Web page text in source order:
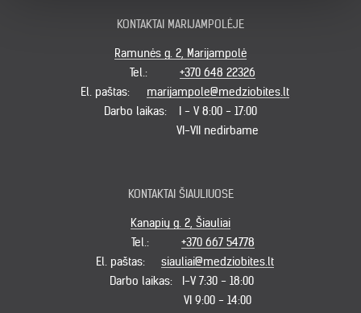
KONTAKTAI MARIJAMPOLĖJE
Ramunės g. 2, Marijampolė
Tel.:
+370 648 22326
El. paštas:
marijampole@medziobites.lt
Darbo laikas:
I - V 8:00 - 17:00
VI-VII nedirbame
KONTAKTAI ŠIAULIUOSE
Kanapių g. 2, Šiauliai
Tel.:
+370 667 54778
El. paštas:
siauliai@medziobites.lt
Darbo laikas:
I-V 7:30 - 18:00
VI 9:00 - 14:00